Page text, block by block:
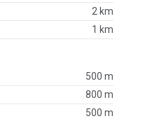
2 km
1 km
500 m
800 m
500 m